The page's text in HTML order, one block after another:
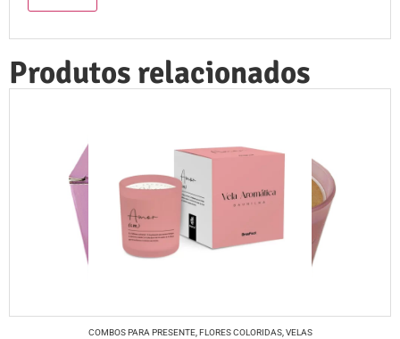
Produtos relacionados
COMBOS PARA PRESENTE,FLORES COLORIDAS,VELAS